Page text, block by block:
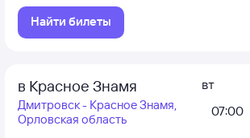
Найти билеты
в Красное Знамя
Дмитровск - Красное Знамя,
Орловская область
вт
07:00